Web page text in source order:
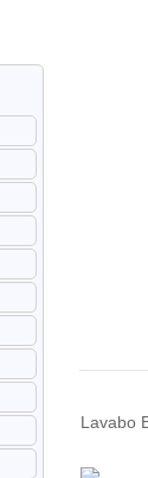
Lavabo